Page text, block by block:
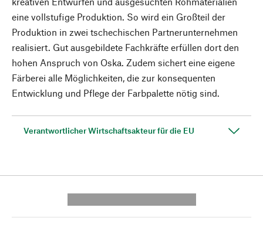
eine vollstufige Produktion. So wird ein Großteil der
Produktion in zwei tschechischen Partnerunternehmen
realisiert. Gut ausgebildete Fachkräfte erfüllen dort den
hohen Anspruch von Oska. Zudem sichert eine eigene
Färberei alle Möglichkeiten, die zur konsequenten
Entwicklung und Pflege der Farbpalette nötig sind.
Verantwortlicher Wirtschaftsakteur für die EU